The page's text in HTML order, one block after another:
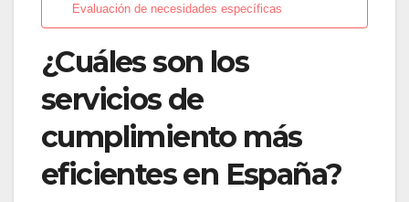
Evaluación de necesidades específicas
¿Cuáles son los
servicios de
cumplimiento más
eficientes en España?